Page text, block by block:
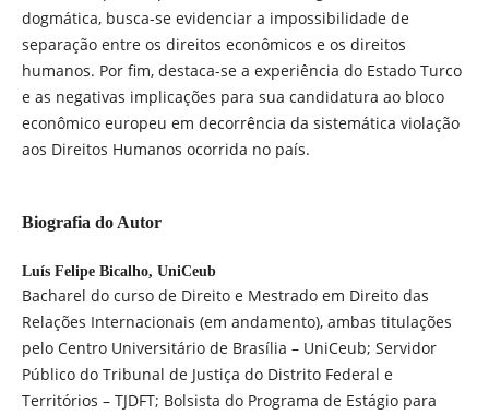
dogmática, busca-se evidenciar a impossibilidade de
separação entre os direitos econômicos e os direitos
humanos. Por fim, destaca-se a experiência do Estado Turco
e as negativas implicações para sua candidatura ao bloco
econômico europeu em decorrência da sistemática violação
aos Direitos Humanos ocorrida no país.
Biografia do Autor
Luís Felipe Bicalho, UniCeub
Bacharel do curso de Direito e Mestrado em Direito das
Relações Internacionais (em andamento), ambas titulações
pelo Centro Universitário de Brasília – UniCeub; Servidor
Público do Tribunal de Justiça do Distrito Federal e
Territórios – TJDFT; Bolsista do Programa de Estágio para